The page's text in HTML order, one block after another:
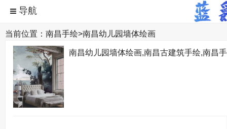
当前位置： 南昌手绘>南昌幼儿园墙体绘画
南昌幼儿园墙体绘画,南昌古建筑手绘,南昌